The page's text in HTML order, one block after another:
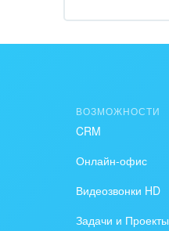
ВОЗМОЖНОСТИ
CRM
Онлайн-офис
Видеозвонки HD
Задачи и Проекты